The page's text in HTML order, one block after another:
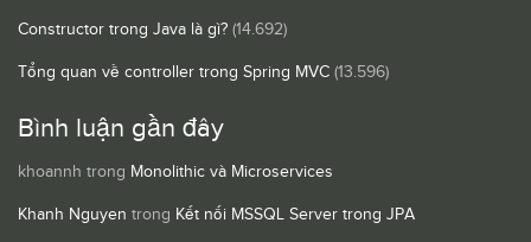
Constructor trong Java là gì? (14.692)
Tổng quan về controller trong Spring MVC (13.596)
Bình luận gần đây
khoannh trong Monolithic và Microservices
Khanh Nguyen trong Kết nối MSSQL Server trong JPA